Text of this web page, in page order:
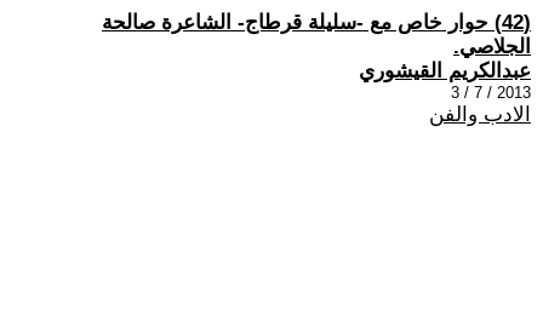
(42) حوار خاص مع -سليلة قرطاج- الشاعرة صالحة
الجلاصي.
عبدالكريم القيشوري
2013 / 7 / 3
الادب والفن